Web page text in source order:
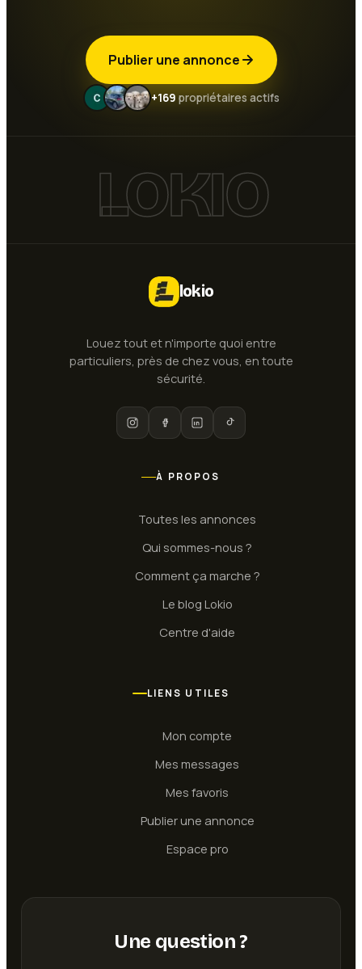
Publier une annonce
+169 propriétaires actifs
LOKIO
lokio
Louez tout et n'importe quoi entre
particuliers, près de chez vous, en toute
sécurité.
À PROPOS
Toutes les annonces
Qui sommes-nous ?
Comment ça marche ?
Le blog Lokio
Centre d'aide
LIENS UTILES
Mon compte
Mes messages
Mes favoris
Publier une annonce
Espace pro
Une question ?